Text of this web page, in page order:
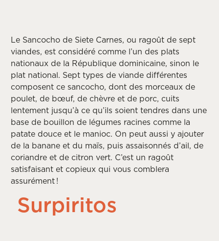
Le Sancocho de Siete Carnes, ou ragoût de sept
viandes, est considéré comme l’un des plats
nationaux de la République dominicaine, sinon le
plat national. Sept types de viande différentes
composent ce sancocho, dont des morceaux de
poulet, de bœuf, de chèvre et de porc, cuits
lentement jusqu’à ce qu’ils soient tendres dans une
base de bouillon de légumes racines comme la
patate douce et le manioc. On peut aussi y ajouter
de la banane et du maïs, puis assaisonnés d’ail, de
coriandre et de citron vert. C’est un ragoût
satisfaisant et copieux qui vous comblera
assurément !
Surpiritos